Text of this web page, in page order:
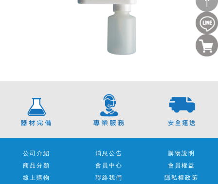
公司介紹 消息公告
購物說明
商品分類
會員中心
會員權益
線上購物
聯絡我們 隱私權政策